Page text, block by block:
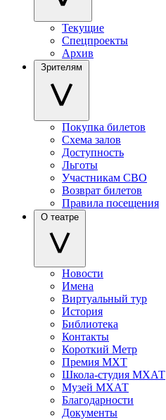
Текущие
Спецпроекты
Архив
Зрителям
Покупка билетов
Схема залов
Доступность
Льготы
Участникам СВО
Возврат билетов
Правила посещения
О театре
Новости
Имена
Виртуальный тур
История
Библиотека
Контакты
Короткий Метр
Премия МХТ
Школа-студия МХАТ
Музей МХАТ
Благодарности
Документы